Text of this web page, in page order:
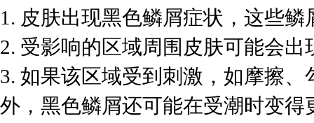
1. 皮肤出现黑色鳞屑症状，这些
2. 受影响的区域周围皮肤可能会
3. 如果该区域受到刺激，如摩擦
外，黑色鳞屑还可能在受潮时变得